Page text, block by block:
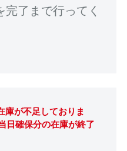
了まで行ってく
庫が不足しておりま
日確保分の在庫が終了